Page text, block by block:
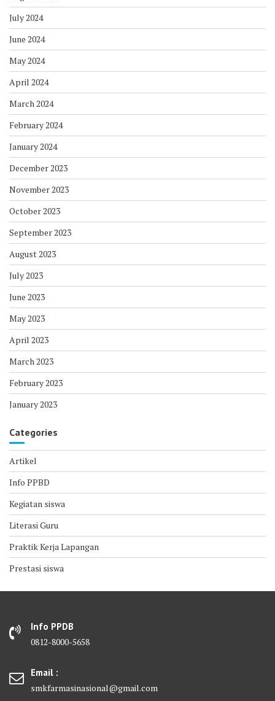
July 2024
June 2024
May 2024
April 2024
March 2024
February 2024
January 2024
December 2023
November 2023
October 2023
September 2023
August 2023
July 2023
June 2023
May 2023
April 2023
March 2023
February 2023
January 2023
Categories
Artikel
Info PPBD
Kegiatan siswa
Literasi Guru
Praktik Kerja Lapangan
Prestasi siswa
Info PPDB
0812-8000-5658
Email :
smkfarmasinasional@gmail.com